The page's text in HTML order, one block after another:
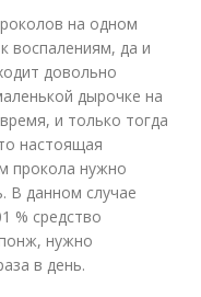
на одном
воспалениям, да и
довольно
дырочке на
и только тогда
настоящая
прокола нужно
В данном случае
% средство
нужно
в день.